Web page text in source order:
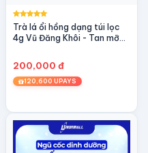
Trà lá ổi hồng dạng túi lọc
4g Vũ Đăng Khôi - Tan mỡ
200,000 đ
120,600 UPAYS